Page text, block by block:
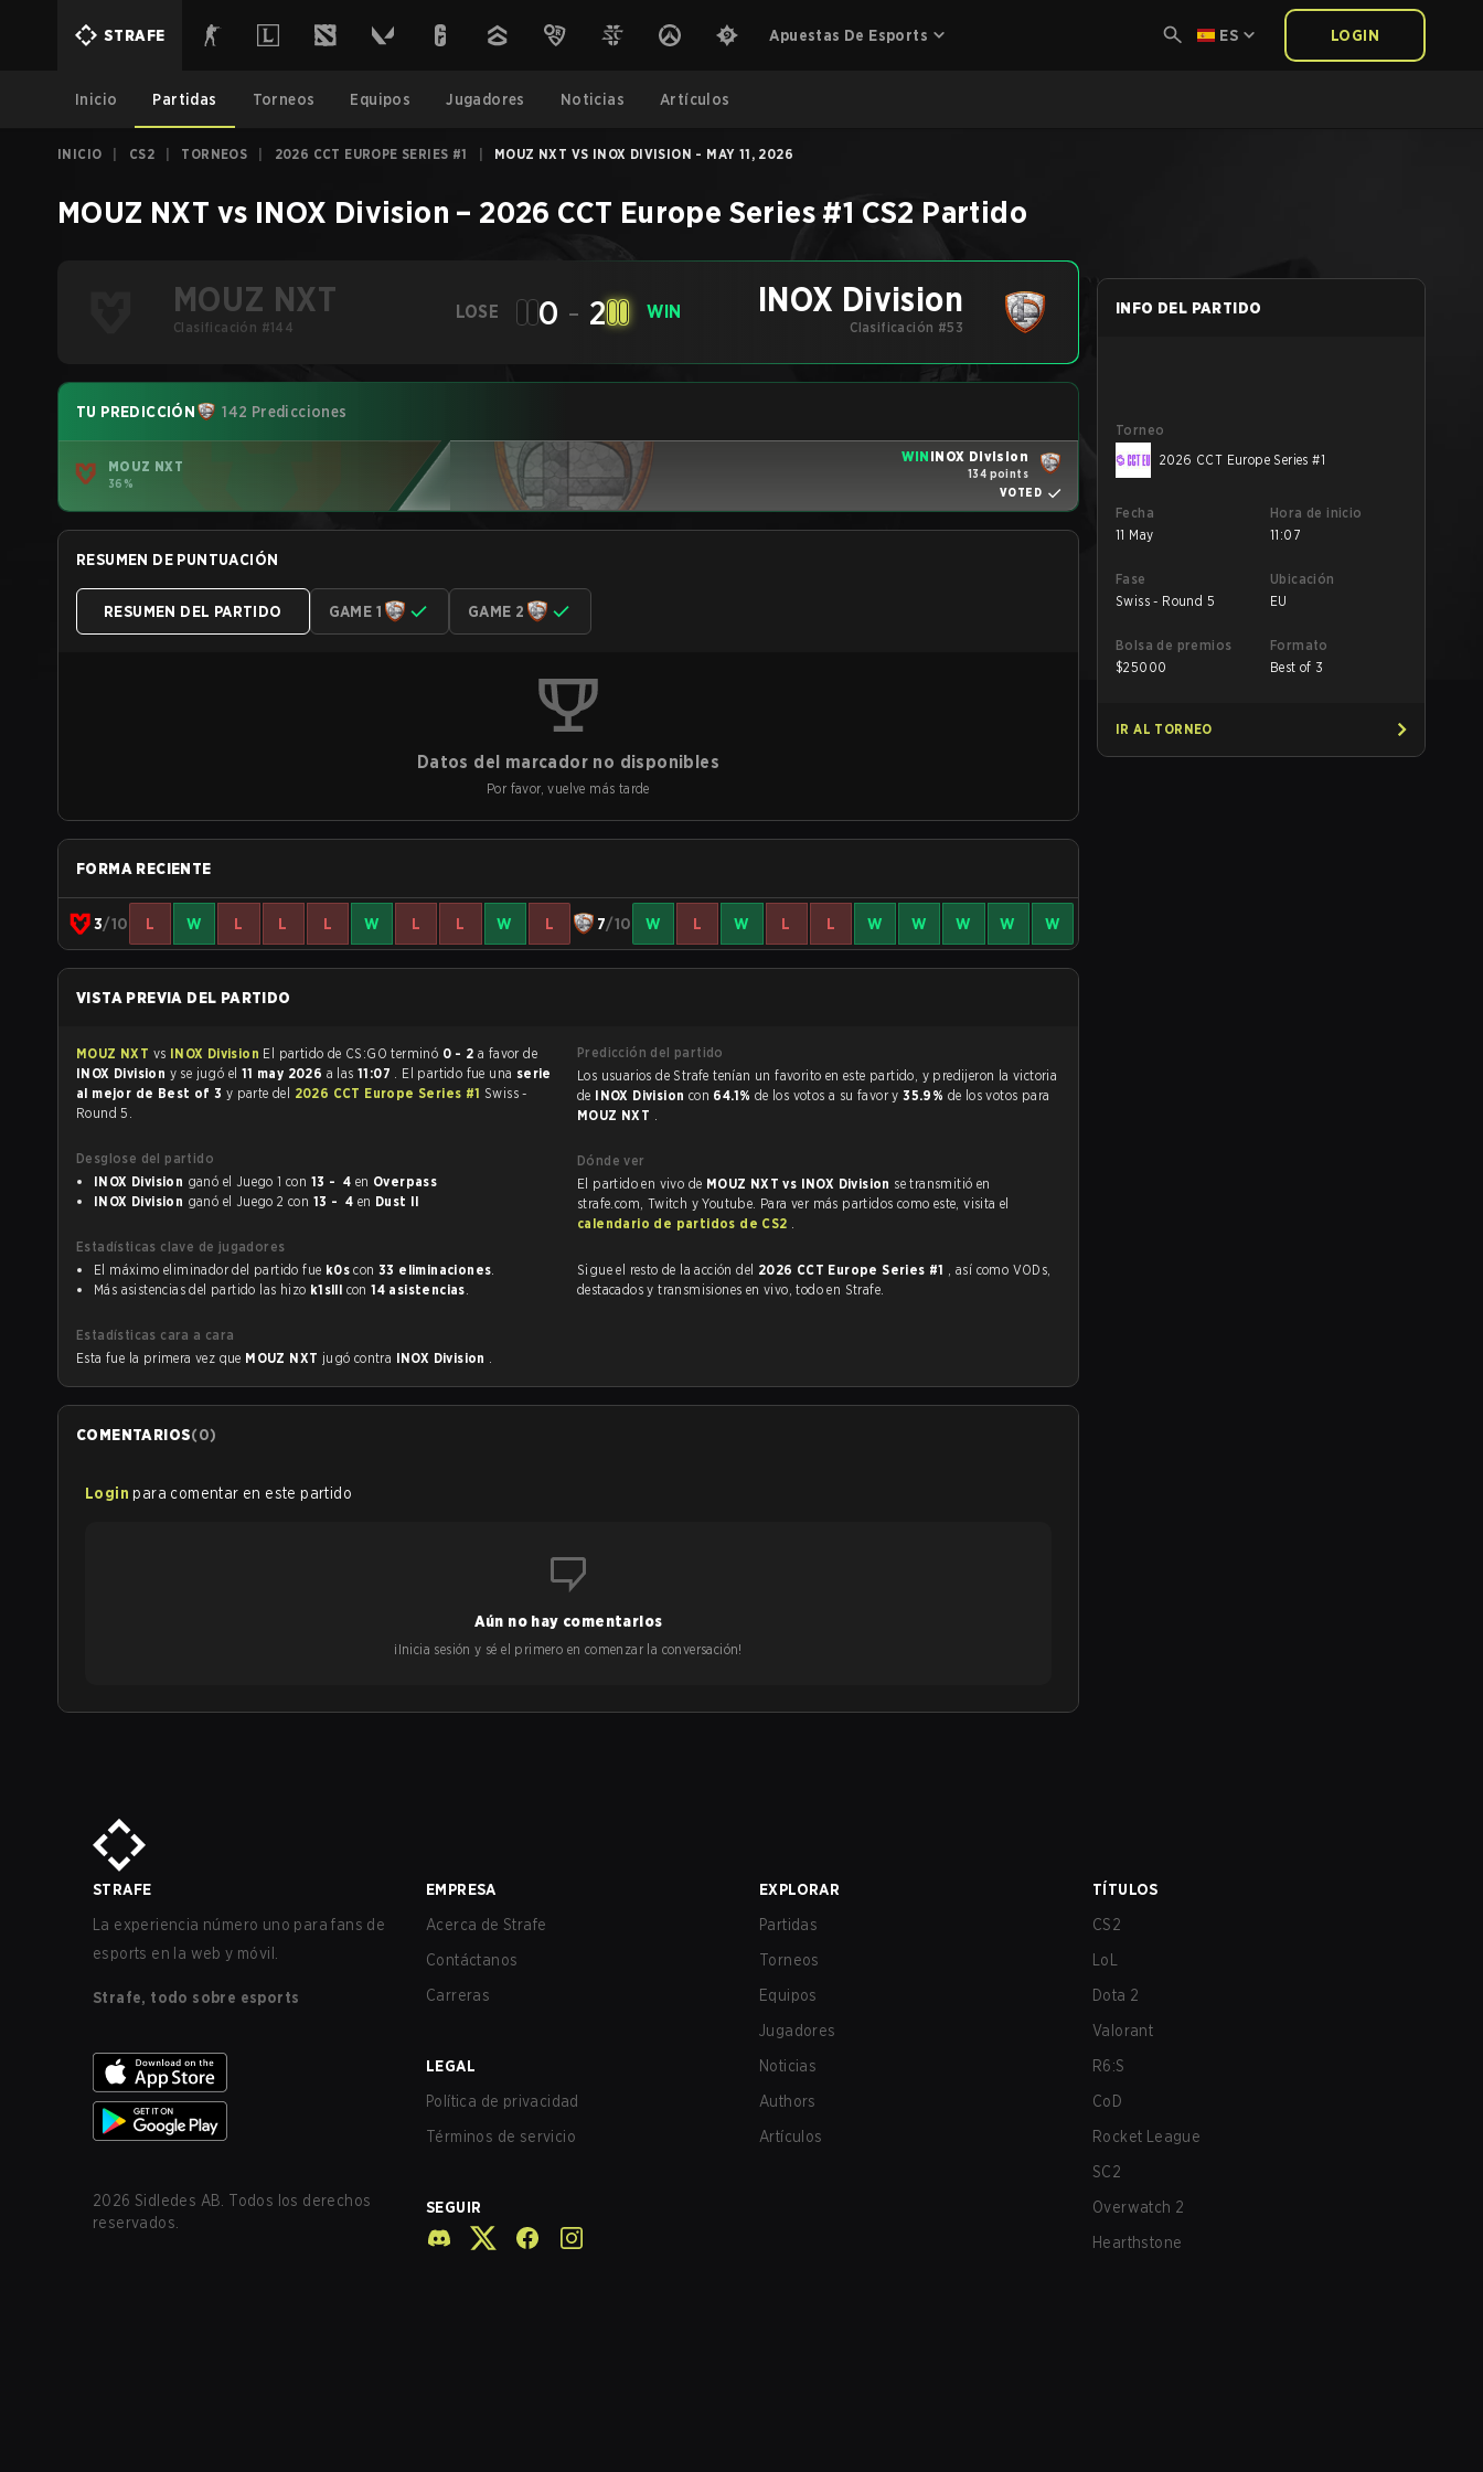
STRAFE Apuestas De Esports ES LOGIN
Inicio Partidas Torneos Equipos Jugadores Noticias Artículos
INICIO CS2 TORNEOS 2026 CCT EUROPE SERIES #1 MOUZ NXT VS INOX DIVISION - MAY 11, 2026
MOUZ NXT vs INOX Division – 2026 CCT Europe Series #1 CS2 Partido
MOUZ NXT
Clasificación #144
LOSE 0 - 2 WIN INOX Division
Clasificación #53
TU PREDICCIÓN 142 Predicciones
MOUZ NXT
36%
WIN INOX Division
134 points
VOTED
RESUMEN DE PUNTUACIÓN
RESUMEN DEL PARTIDO GAME 1 GAME 2
Datos del marcador no disponibles
Por favor, vuelve más tarde
FORMA RECIENTE
3/10 L W L L L W L L W L 7/10 W L W L L W W W W W
VISTA PREVIA DEL PARTIDO
MOUZ NXT vs INOX Division El partido de CS:GO terminó 0 - 2 a favor de
INOX Division y se jugó el 11 may 2026 a las 11:07 . El partido fue una serie
al mejor de Best of 3 y parte del 2026 CCT Europe Series #1 Swiss -
Round 5.
Desglose del partido
INOX Division
ganó el Juego 1 con 13 - 4 en Overpass
INOX Division
ganó el Juego 2 con 13 - 4 en Dust II
Estadísticas clave de jugadores
El máximo eliminador del partido fue k0scon 33 eliminaciones.
Más asistencias del partido las hizo k1slll con14 asistencias.
Estadísticas cara a cara
Esta fue la primera vez que MOUZ NXT jugó contra INOX Division .
Predicción del partido
Los usuarios de Strafe tenían un favorito en este partido, y predijeron la victoria
de INOX Division con 64.1% de los votos a su favor y35.9% de los votos para
MOUZ NXT .
Dónde ver
El partido en vivo de MOUZ NXT vs INOX Division se transmitió en
strafe.com, Twitch y Youtube. Para ver más partidos como este, visita el
calendario de partidos de CS2 .
Sigue el resto de la acción del 2026 CCT Europe Series #1 , así como VODs,
destacados y transmisiones en vivo, todo en Strafe.
COMENTARIOS(0)
Login para comentar en este partido
Aún no hay comentarios
¡Inicia sesión y sé el primero en comenzar la conversación!
INFO DEL PARTIDO
Torneo
2026 CCT Europe Series #1
Fecha
11 May
Hora de inicio
11:07
Fase
Swiss - Round 5
Ubicación
EU
Bolsa de premios
$25000
Formato
Best of 3
IR AL TORNEO
STRAFE
La experiencia número uno para fans de
esports en la web y móvil.
Strafe, todo sobre esports
2026 Sidledes AB. Todos los derechos
reservados.
EMPRESA
Acerca de Strafe
Contáctanos
Carreras
LEGAL
Política de privacidad
Términos de servicio
SEGUIR
EXPLORAR
Partidas
Torneos
Equipos
Jugadores
Noticias
Authors
Artículos
TÍTULOS
CS2
LoL
Dota 2
Valorant
R6:S
CoD
Rocket League
SC2
Overwatch 2
Hearthstone